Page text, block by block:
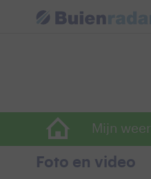
Mijn weer
Foto en video